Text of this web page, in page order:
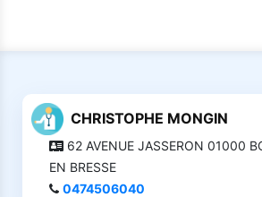
CHRISTOPHE MONGIN
62 AVENUE JASSERON 01000
EN BRESSE
0474506040